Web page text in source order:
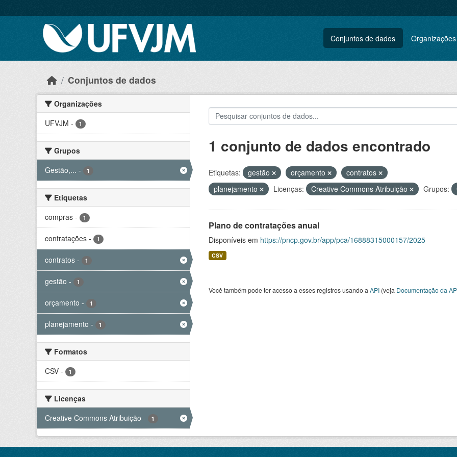
Conjuntos de dados Organizações
Conjuntos de dados
Organizações
UFVJM - 1
Grupos
Gestão,... - 1
Etiquetas
compras - 1
contratações - 1
contratos - 1
gestão - 1
orçamento - 1
planejamento - 1
Formatos
CSV - 1
Licenças
Creative Commons Atribuição - 1
1 conjunto de dados encontrado
Etiquetas: gestão orçamento
contratos
planejamento
Licenças: Creative Commons Atribuição Grupos:
Plano de contratações anual
Disponíveis em https://pncp.gov.br/app/pca/16888315000157/2025
CSV
Você também pode ter acesso a esses registros usando a API(veja Documentação da